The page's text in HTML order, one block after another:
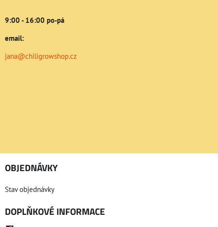
9:00 - 16:00 po-pá
email:
jana@chiligrowshop.cz
OBJEDNÁVKY
Stav objednávky
DOPLŇKOVÉ INFORMACE